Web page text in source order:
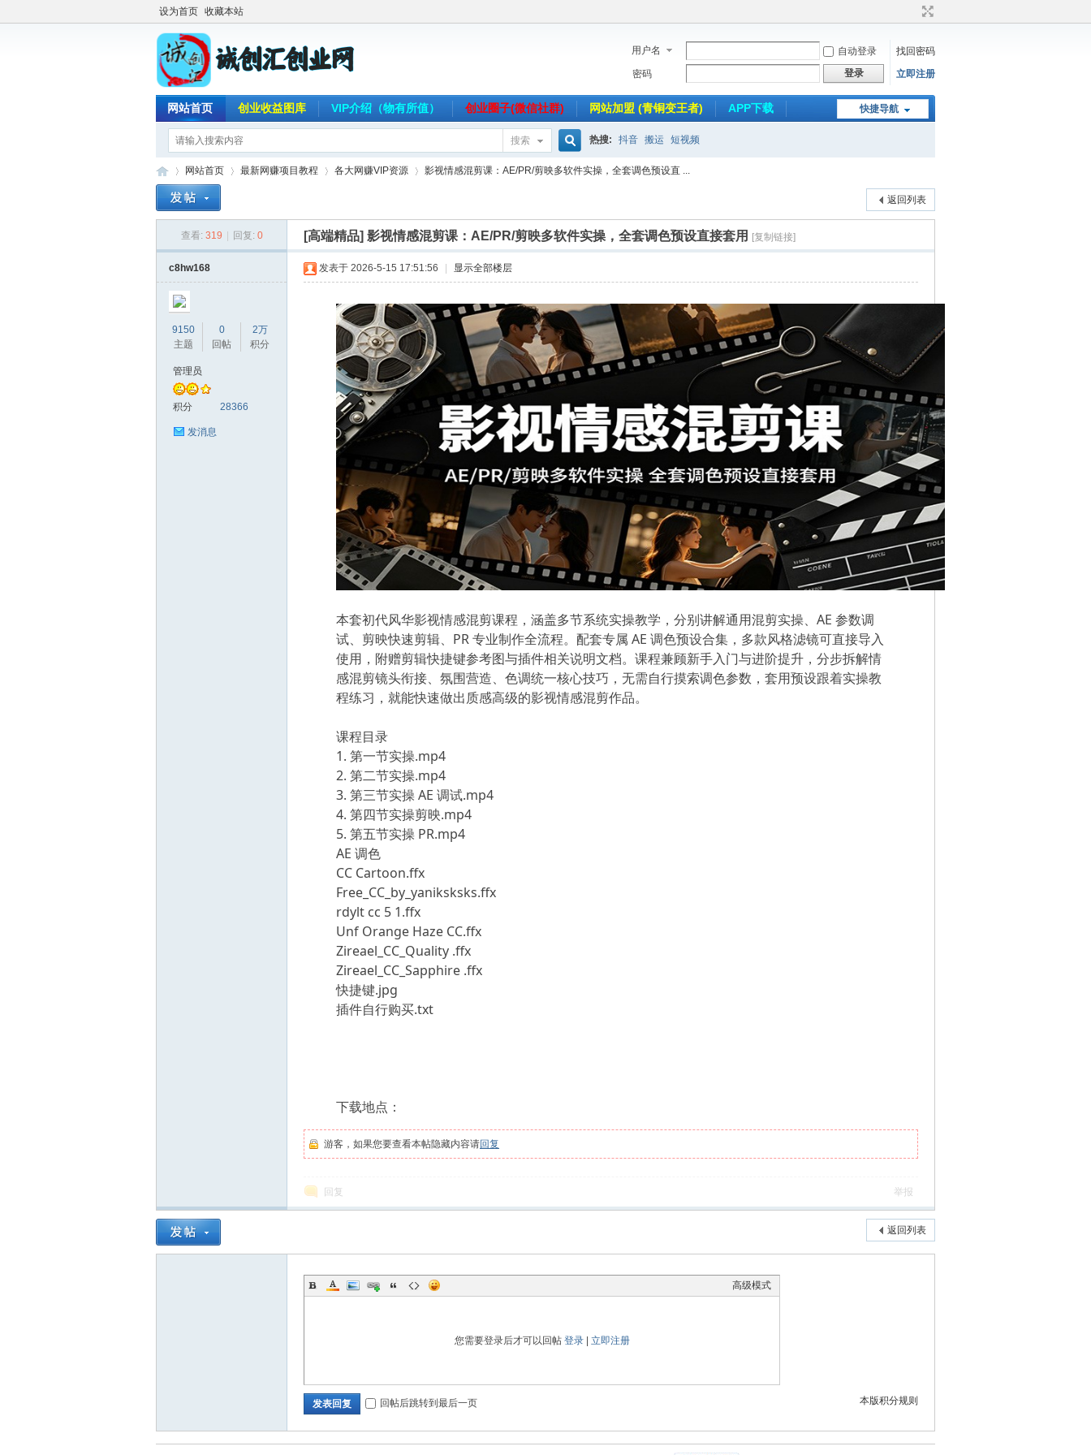
设为首页 收藏本站
用户名 自动登录
找回密码
密码
登录 立即注册
快捷导航
网站首页 创业收益图库 VIP介绍（物有所值） 创业圈子(微信社群) 网站加盟 (青铜变王者) APP下载
搜索
搜
索
热搜: 抖音 搬运 短视频
网站首页 最新网赚项目教程
›
各大网赚VIP资源
›
影视情感混剪课：AE/PR/剪映多软件实操，全套调色预设直 ...
返回列表
查看: 319 回复: 0 [高端精品] 影视情感混剪课：AE/PR/剪映多软件实操，全套调色预设直接套用 [复制链接]
c8hw168
9150
主题
0
回帖
2万
积分
管理员
积分 28366
发消息
发表于 2026-5-15 17:51:56 显示全部楼层
本套初代风华影视情感混剪课程，涵盖多节系统实操教学，分别讲解通用混剪实操、AE 参数调
试、剪映快速剪辑、PR 专业制作全流程。配套专属 AE 调色预设合集，多款风格滤镜可直接导入
使用，附赠剪辑快捷键参考图与插件相关说明文档。课程兼顾新手入门与进阶提升，分步拆解情
感混剪镜头衔接、氛围营造、色调统一核心技巧，无需自行摸索调色参数，套用预设跟着实操教
程练习，就能快速做出质感高级的影视情感混剪作品。
课程目录
1. 第一节实操.mp4
2. 第二节实操.mp4
3. 第三节实操 AE 调试.mp4
4. 第四节实操剪映.mp4
5. 第五节实操 PR.mp4
AE 调色
CC Cartoon.ffx
Free_CC_by_yaniksksks.ffx
rdylt cc 5 1.ffx
Unf Orange Haze CC.ffx
Zireael_CC_Quality .ffx
Zireael_CC_Sapphire .ffx
快捷键.jpg
插件自行购买.txt
下载地点：
游客，如果您要查看本帖隐藏内容请回复
回复 举报
返回列表
高级模式
您需要登录后才可以回帖 登录| 立即注册
本版积分规则
发表回复 回帖后跳转到最后一页